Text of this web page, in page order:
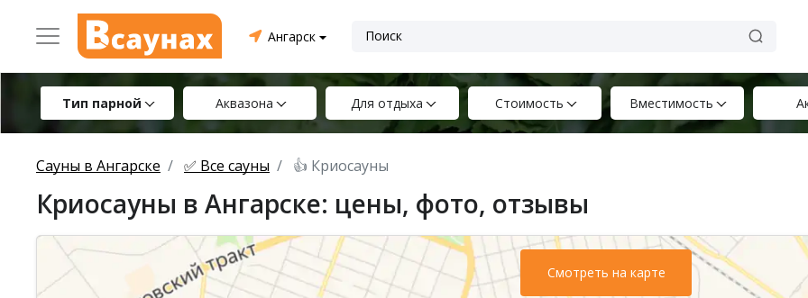
Ангарск
Тип парной Аквазона Для отдыха Стоимость Вместимость
Сауны в Ангарске ✅ Все сауны 👍 Криосауны
Криосауны в Ангарске: цены, фото, отзывы
Смотреть на карте